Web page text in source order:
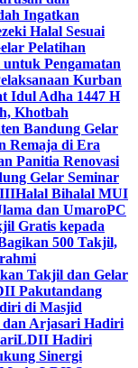
Ingatkan
Halal Sesuai
Pelatihan
Pengamatan
Kurban
Idul Adha 1447 H
Khotbah
Bandung Gelar
Remaja di Era
Panitia Renovasi
Gelar Seminar
Halal Bihalal MUI
dan UmaroPC
Gratis kepada
500 Takjil,
Takjil dan Gelar
Pakutandang
di Masjid
Arjasari Hadiri
LDII Hadiri
Sinergi